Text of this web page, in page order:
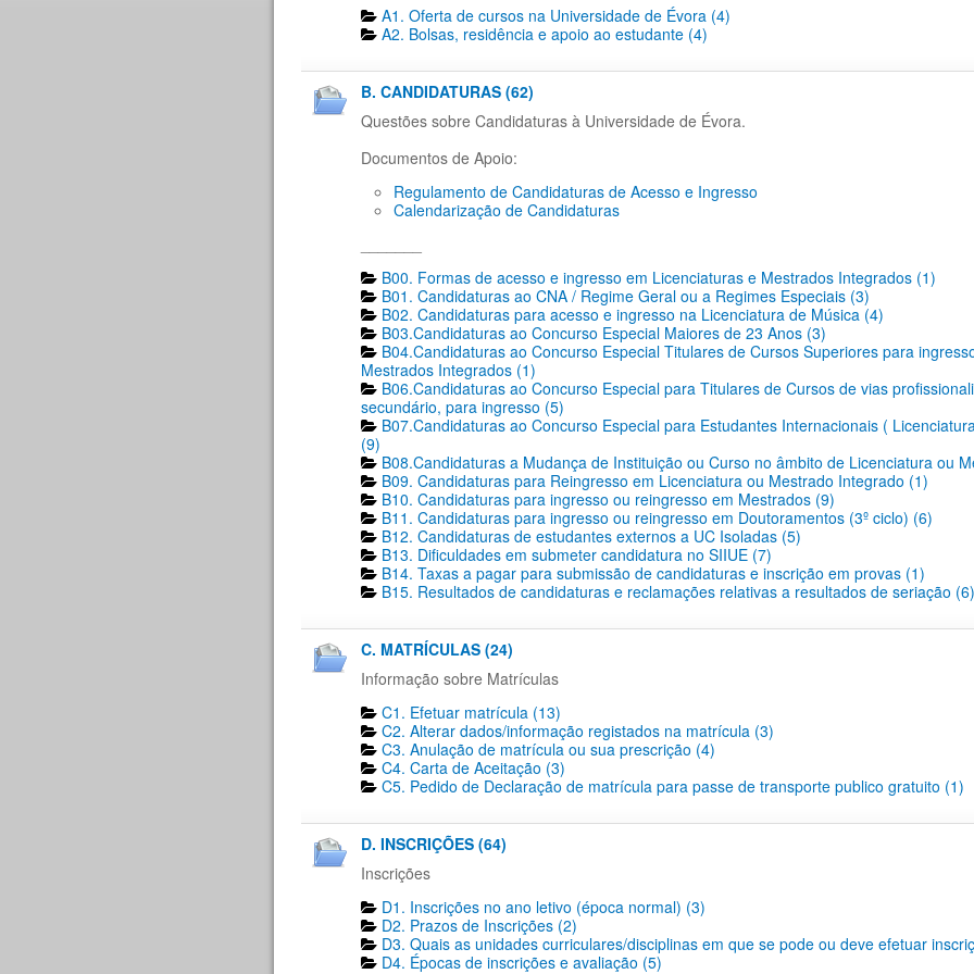
A1. Oferta de cursos na Universidade de Évora (4)
A2. Bolsas, residência e apoio ao estudante (4)
B. CANDIDATURAS (62)
Questões sobre Candidaturas à Universidade de Évora.
Documentos de Apoio:
Regulamento de Candidaturas de Acesso e Ingresso
Calendarização de Candidaturas
B00. Formas de acesso e ingresso em Licenciaturas e Mestrados Integrados (1)
B01. Candidaturas ao CNA / Regime Geral ou a Regimes Especiais (3)
B02. Candidaturas para acesso e ingresso na Licenciatura de Música (4)
B03.Candidaturas ao Concurso Especial Maiores de 23 Anos (3)
B04.Candidaturas ao Concurso Especial Titulares de Cursos Superiores para
Mestrados Integrados (1)
B06.Candidaturas ao Concurso Especial para Titulares de Cursos de vias
secundário, para ingresso (5)
B07.Candidaturas ao Concurso Especial para Estudantes Internacionais (
(9)
B08.Candidaturas a Mudança de Instituição ou Curso no âmbito de Licenciatura ou
B09. Candidaturas para Reingresso em Licenciatura ou Mestrado Integrado (1)
B10. Candidaturas para ingresso ou reingresso em Mestrados (9)
B11. Candidaturas para ingresso ou reingresso em Doutoramentos (3º ciclo) (6)
B12. Candidaturas de estudantes externos a UC Isoladas (5)
B13. Dificuldades em submeter candidatura no SIIUE (7)
B14. Taxas a pagar para submissão de candidaturas e inscrição em provas (1)
B15. Resultados de candidaturas e reclamações relativas a resultados de seriação (6)
C. MATRÍCULAS (24)
Informação sobre Matrículas
C1. Efetuar matrícula (13)
C2. Alterar dados/informação registados na matrícula (3)
C3. Anulação de matrícula ou sua prescrição (4)
C4. Carta de Aceitação (3)
C5. Pedido de Declaração de matrícula para passe de transporte publico gratuito (1)
D. INSCRIÇÕES (64)
Inscrições
D1. Inscrições no ano letivo (época normal) (3)
D2. Prazos de Inscrições (2)
D3. Quais as unidades curriculares/disciplinas em que se pode ou deve efetuar
D4. Épocas de inscrições e avaliação (5)